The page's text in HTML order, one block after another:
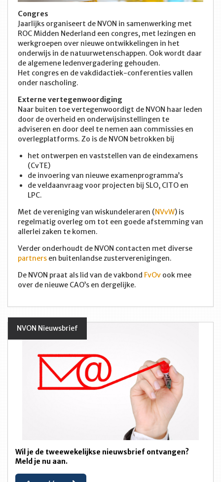
Congres
Jaarlijks organiseert de NVON in samenwerking met
ROC Midden Nederland een congres, met lezingen en
werkgroepen over nieuwe ontwikkelingen in het
onderwijs in de natuurwetenschappen. Ook wordt daar
de algemene ledenvergadering gehouden.
Het congres en de vakdidactiek-conferenties vallen
onder nascholing.
Externe vertegenwoordiging
Naar buiten toe vertegenwoordigt de NVON haar leden
door de overheid en onderwijsinstellingen te
adviseren en door deel te nemen aan commissies en
overlegplatforms. Zo is de NVON betrokken bij
het ontwerpen en vaststellen van de eindexamens
(CvTE)
de invoering van nieuwe examenprogramma’s
de veldaanvraag voor projecten bij SLO, CITO en
LPC.
Met de vereniging van wiskundeleraren (NVvW) is
regelmatig overleg om tot een goede afstemming van
allerlei zaken te komen.
Verder onderhoudt de NVON contacten met diverse
partners en buitenlandse zusterverenigingen.
De NVON praat als lid van de vakbond FvOv ook mee
over de nieuwe CAO’s en dergelijke.
NVON Nieuwsbrief
Wil je de tweewekelijkse nieuwsbrief ontvangen?
Meld je nu aan.